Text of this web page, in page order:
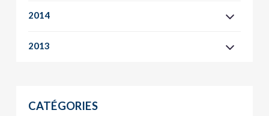
2014
2013
CATÉGORIES